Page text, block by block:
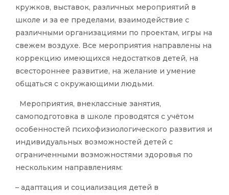
кружков, выставок, различных мероприятий в
школе и за ее пределами, взаимодействие с
различными организациями по проектам, игры на
свежем воздухе. Все мероприятия направлены на
коррекцию имеющихся недостатков детей, на
всестороннее развитие, на желание и умение
общаться с окружающими людьми.
Мероприятия, внеклассные занятия,
самоподготовка в школе проводятся с учётом
особенностей психофизиологического развития и
индивидуальных возможностей детей с
ограниченными возможностями здоровья по
нескольким направлениям:
– адаптация и социализация детей в